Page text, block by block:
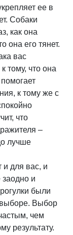
ее в
Собаки
как она
она его тянет.
вас
тому, что она
к тому же с
что
–
лучше
и для вас, и
и
были
Выбор
чем
результату.